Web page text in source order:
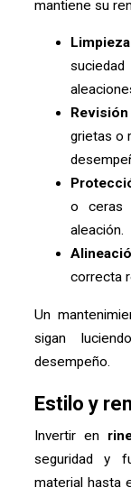
mantiene su
grietas o
o ceras
aleación.
correcta
Un
sigan
desempeño.
Estilo y
Invertir en
seguridad y
material hasta